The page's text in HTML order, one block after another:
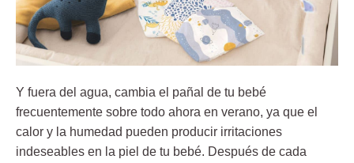
Y fuera del agua, cambia el pañal de tu bebé
frecuentemente sobre todo ahora en verano, ya que el
calor y la humedad pueden producir irritaciones
indeseables en la piel de tu bebé. Después de cada